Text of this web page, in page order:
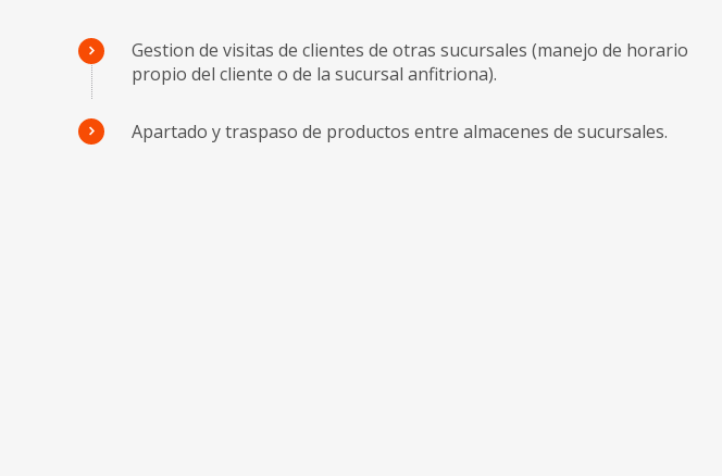
Gestion de visitas de clientes de otras sucursales (manejo de horario
propio del cliente o de la sucursal anfitriona).
Apartado y traspaso de productos entre almacenes de sucursales.